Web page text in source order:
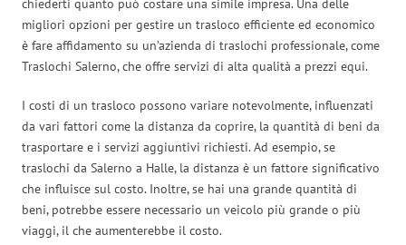
chiederti quanto può costare una simile impresa. Una delle
migliori opzioni per gestire un trasloco efficiente ed economico
è fare affidamento su un’azienda di traslochi professionale, come
Traslochi Salerno, che offre servizi di alta qualità a prezzi equi.
I costi di un trasloco possono variare notevolmente, influenzati
da vari fattori come la distanza da coprire, la quantità di beni da
trasportare e i servizi aggiuntivi richiesti. Ad esempio, se
traslochi da Salerno a Halle, la distanza è un fattore significativo
che influisce sul costo. Inoltre, se hai una grande quantità di
beni, potrebbe essere necessario un veicolo più grande o più
viaggi, il che aumenterebbe il costo.